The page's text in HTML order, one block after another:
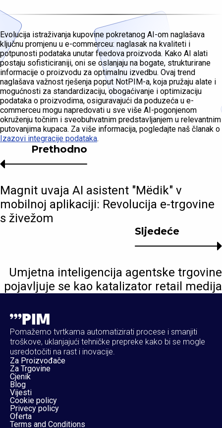
Evolucija istraživanja kupovine pokretanog AI-om naglašava
ključnu promjenu u e-commerceu: naglasak na kvaliteti i
potpunosti podataka unutar feedova proizvoda. Kako AI alati
postaju sofisticiraniji, oni se oslanjaju na bogate, strukturirane
informacije o proizvodu za optimalnu izvedbu. Ovaj trend
naglašava važnost rješenja poput NotPIM-a, koja pružaju alate i
mogućnosti za standardizaciju, obogaćivanje i optimizaciju
podataka o proizvodima, osiguravajući da poduzeća u e-
commerceu mogu napredovati u sve više AI-pogonjenom
okruženju točnim i sveobuhvatnim predstavljanjem u relevantnim
putovanjima kupaca. Za više informacija, pogledajte naš članak o
Izazovi integracije podataka.
Sljedeće
Umjetna inteligencija agentske trgovine
pojavljuje se kao katalizator retail medija
Prethodno
Magnit uvaja AI asistent "Mёdik" v
mobilnoj aplikaciji: Revolucija e-trgovine
s živežom
Pomažemo tvrtkama automatizirati procese i smanjiti
troškove, uklanjajući tehničke prepreke kako bi se mogle
usredotočiti na rast i inovacije.
Za Proizvođače
Za Trgovine
Cjenik
Blog
Vijesti
Cookie policy
Privecy policy
Oferta
Terms and Conditions